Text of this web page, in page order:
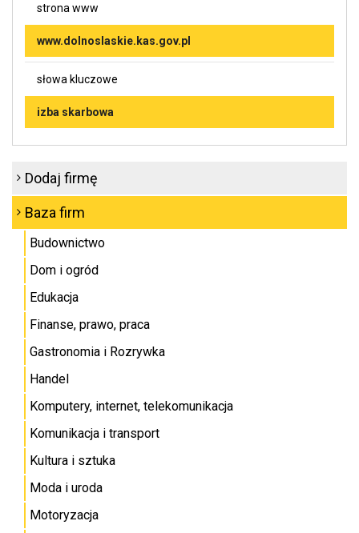
strona www
www.dolnoslaskie.kas.gov.pl
słowa kluczowe
izba skarbowa
Dodaj firmę
Baza firm
Budownictwo
Dom i ogród
Edukacja
Finanse, prawo, praca
Gastronomia i Rozrywka
Handel
Komputery, internet, telekomunikacja
Komunikacja i transport
Kultura i sztuka
Moda i uroda
Motoryzacja